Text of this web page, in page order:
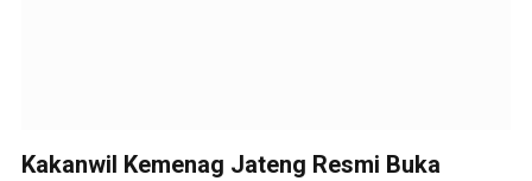
Kakanwil Kemenag Jateng Resmi Buka